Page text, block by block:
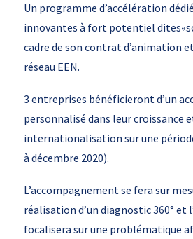
Un programme d’accélération
innovantes à fort potentiel
cadre de son contrat d’animation
réseau EEN.
3 entreprises bénéficieront d’un
personnalisé dans leur croissance
internationalisation sur une
à décembre 2020).
L’accompagnement se fera sur
réalisation d’un diagnostic 360° et
focalisera sur une problématique